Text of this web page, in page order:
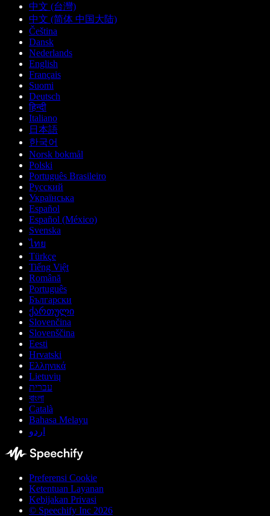
中文 (台灣)
中文 (简体 中国大陆)
Čeština
Dansk
Nederlands
English
Français
Suomi
Deutsch
हिन्दी
Italiano
日本語
한국어
Norsk bokmål
Polski
Português Brasileiro
Русский
Українська
Español
Español (México)
Svenska
ไทย
Türkçe
Tiếng Việt
Română
Português
Български
ქართული
Slovenčina
Slovenščina
Eesti
Hrvatski
Ελληνικά
Lietuvių
עברית
বাংলা
Català
Bahasa Melayu
اردو
Preferensi Cookie
Ketentuan Layanan
Kebijakan Privasi
© Speechify Inc 2026